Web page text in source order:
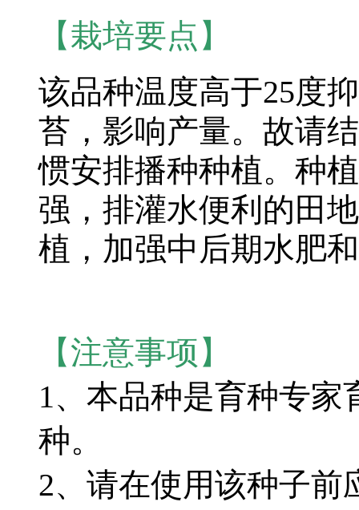
【栽培要点】
该品种温度高于25度
苔，影响产量。故请
惯安排播种种植。种
强，排灌水便利的田
植，加强中后期水肥
【注意事项】
1、本品种是育种专
种。
2、请在使用该种子前